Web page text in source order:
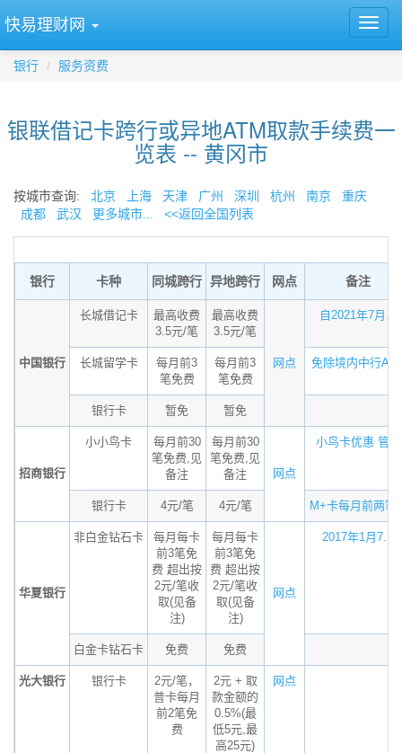
快易理财网
银行 服务资费
银联借记卡跨行或异地ATM取款手续费一
览表 -- 黄冈市
按城市查询: 北京 上海 天津 广州 深圳 杭州 南京
重庆
成都
武汉 更多城市... <<返回全国列表
银行 卡种 同城跨行 异地跨行 网点 备注
中国银行
长城借记卡
最高收费
3.5元/笔
最高收费
3.5元/笔
网点
自2021年7月...
长城留学卡
每月前3
笔免费
每月前3
笔免费
免除境内中行
银行卡 暂免 暂免
招商银行
小小鸟卡
每月前30
笔免费,见
备注
每月前30
笔免费,见
备注
网点
小鸟卡优惠 管...
银行卡 4元/笔 4元/笔 M+卡每月前两笔
华夏银行
非白金钻石卡
每月每卡
前3笔免
费 超出按
2元/笔收
取(见备
注)
每月每卡
前3笔免
费 超出按
2元/笔收
取(见备
注)
网点
2017年1月7...
白金卡钻石卡 免费 免费
光大银行 银行卡
2元/笔，
普卡每月
前2笔免
费
2元 + 取
款金额的
0.5%(最
低5元,最
高25元)
网点